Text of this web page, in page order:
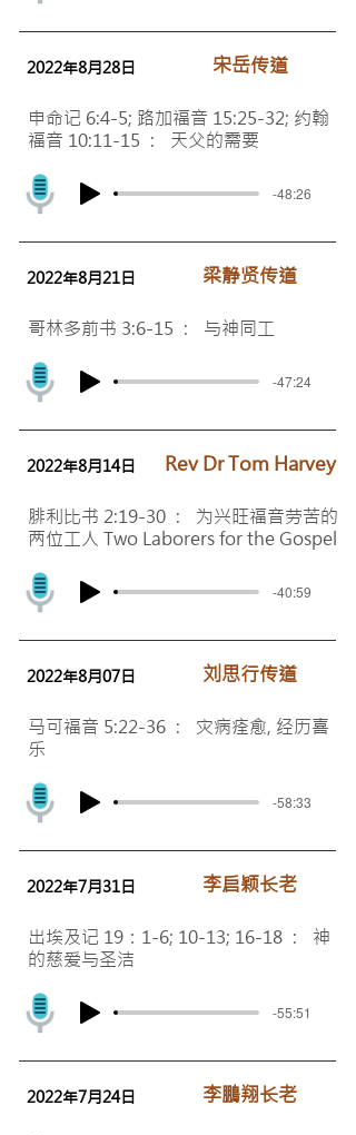
2022年8月28日 宋岳传道
申命记 6:4-5; 路加福音 15:25-32; 约翰
福音 10:11-15 : 天父的需要
-48:26
2022年8月21日 梁静贤传道
哥林多前书 3:6-15 : 与神同工
-47:24
2022年8月14日 Rev Dr Tom Harvey
腓利比书 2:19-30 : 为兴旺福音劳苦的
两位工人 Two Laborers for the Gospel
-40:59
2022年8月07日 ​刘思行传道
马可福音 5:22-36 : 灾病痊愈, 经历喜
乐
-58:33
2022年7月31日 李启颖长老
出埃及记 19：1-6; 10-13; 16-18 : 神
的慈爱与圣洁
-55:51
2022年7月24日 李鵬翔长老